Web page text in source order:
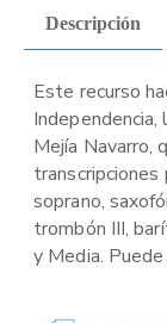
Descripción
Este recurso
Mejía Navarro,
soprano,
trombón III,
y Media.